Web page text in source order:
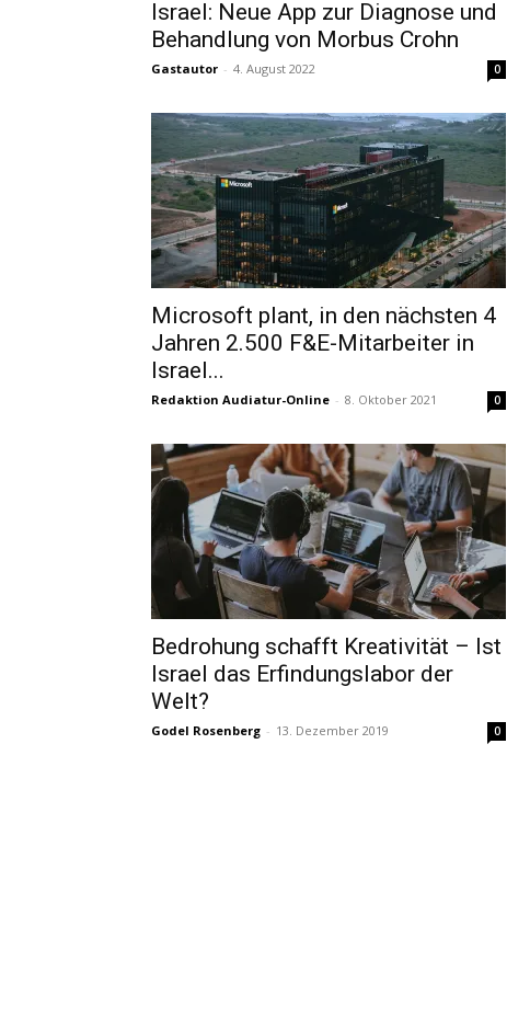
Israel: Neue App zur Diagnose und
Behandlung von Morbus Crohn
Gastautor - 4. August 2022 0
Microsoft plant, in den nächsten 4
Jahren 2.500 F&E-Mitarbeiter in
Israel...
Redaktion Audiatur-Online - 8. Oktober 2021 0
Bedrohung schafft Kreativität – Ist
Israel das Erfindungslabor der
Welt?
Godel Rosenberg - 13. Dezember 2019 0